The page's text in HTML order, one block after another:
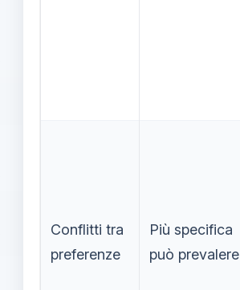
Conflitti tra
preferenze
Più specifica
può prevalere